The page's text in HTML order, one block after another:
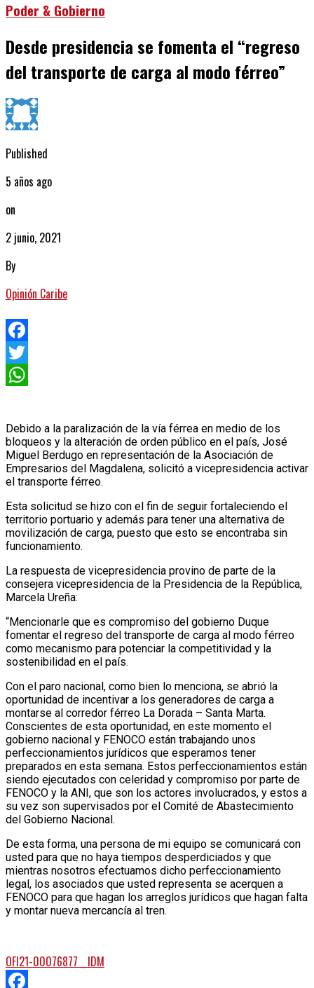
Poder & Gobierno
Desde presidencia se fomenta el “regreso
del transporte de carga al modo férreo”
Published
5 años ago
on
2 junio, 2021
By
Opinión Caribe
Facebook
Twitter
Debido a la paralización de la vía férrea en medio de los
bloqueos y la alteración de orden público en el país, José
Miguel Berdugo en representación de la Asociación de
Empresarios del Magdalena, solicitó a vicepresidencia activar
el transporte férreo.
Esta solicitud se hizo con el fin de seguir fortaleciendo el
territorio portuario y además para tener una alternativa de
movilización de carga, puesto que esto se encontraba sin
funcionamiento.
La respuesta de vicepresidencia provino de parte de la
consejera vicepresidencia de la Presidencia de la República,
Marcela Ureña:
“Mencionarle que es compromiso del gobierno Duque
fomentar el regreso del transporte de carga al modo férreo
como mecanismo para potenciar la competitividad y la
sostenibilidad en el país.
Con el paro nacional, como bien lo menciona, se abrió la
oportunidad de incentivar a los generadores de carga a
montarse al corredor férreo La Dorada – Santa Marta.
Conscientes de esta oportunidad, en este momento el
gobierno nacional y FENOCO están trabajando unos
perfeccionamientos jurídicos que esperamos tener
preparados en esta semana. Estos perfeccionamientos están
siendo ejecutados con celeridad y compromiso por parte de
FENOCO y la ANI, que son los actores involucrados, y estos a
su vez son supervisados por el Comité de Abastecimiento
del Gobierno Nacional.
De esta forma, una persona de mi equipo se comunicará con
usted para que no haya tiempos desperdiciados y que
mientras nosotros efectuamos dicho perfeccionamiento
legal, los asociados que usted representa se acerquen a
FENOCO para que hagan los arreglos jurídicos que hagan falta
y montar nueva mercancía al tren.
OFI21-00076877 _ IDM